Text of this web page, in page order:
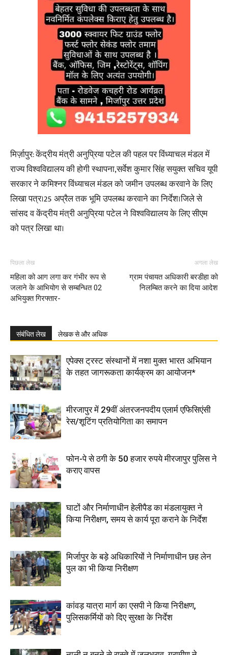
मिर्ज़ापुर: केंद्रीय मंत्री अनुप्रिया पटेल की पहल पर विंध्याचल मंडल में
राज्य विश्वविद्यालय की होगी स्थापना,सर्वेश कुमार सिंह सयुक्त सचिव यूपी
सरकार ने कमिश्नर विंध्याचल मंडल को जमीन उपलब्ध करवाने के लिए
लिखा पत्र।25 अप्रैल तक भूमि उपलब्ध करवाने का निर्देश।जिले से
सांसद व केंद्रीय मंत्री अनुप्रिया पटेल ने विश्वविद्यालय के लिए सीएम
को पत्र लिखा था।
पिछला लेख
महिला को आग लगा कर गंभीर रूप से
जलाने के आभियोग से सम्बन्धित 02
अभियुक्त गिरफ्तार-
अगला लेख
ग्राम पंचायत अधिकारी बरडीहा को
निलम्बित करने का दिया आदेश
संबंधित लेख लेखक से और अधिक
एपेक्स ट्रस्ट संस्थानों में नशा मुक्त भारत अभियान
के तहत जागरूकता कार्यक्रम का आयोजन*
मीरजापुर में 29वीं अंतरजनपदीय एलार्म एफिसिएंसी
रेस/शूटिंग प्रतियोगिता का समापन
फोन-पे से ठगी के 50 हजार रुपये मीरजापुर पुलिस ने
कराए वापस
घाटों और निर्माणाधीन हेलीपैड का मंडलायुक्त ने
किया निरीक्षण, समय से कार्य पूरा कराने के निर्देश
मिर्जापुर के बड़े अधिकारियों ने निर्माणाधीन छह लेन
पुल का भी किया निरीक्षण
कांवड़ यात्रा मार्ग का एसपी ने किया निरीक्षण,
पुलिसकर्मियों को दिए सुरक्षा के निर्देश